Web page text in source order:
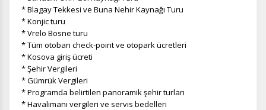
* Blagay Tekkesi ve Buna Nehir Kaynağı Turu
* Konjic turu
* Vrelo Bosne turu
* Tüm otoban check-point ve otopark ücretleri
* Kosova giriş ücreti
* Şehir Vergileri
* Gümrük Vergileri
* Programda belirtilen panoramik şehir turları
* Havalimanı vergileri ve servis bedelleri